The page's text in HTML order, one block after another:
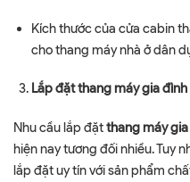
Kích thước của cửa cabin
cho thang máy nhà ở dân
Lắp đặt thang máy gia
Nhu cầu lắp đặtthang máy
hiện nay tương đối nhiều. Tuy
lắp đặt uy tín với sản phẩm